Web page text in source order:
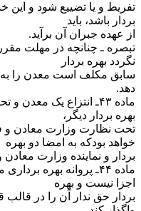
تفریط و یا تضییع شود و این
بردار باشد، باید
از عهده جبران آن برآید.
‌تبصره ـ چنانچه در مهلت
نگردد بهره بردار
سابق مکلف است معدن را به
دهد.
‌ماده ۴۳ـ انتزاع یک
بهره بردار دیگر،
تحت نظارت وزارت معادن
خواهد بود‌که به امضا دو بهره
بردار و نماینده وزارت
‌ماده ۴۴ـ پروانه بهره
اجزا نیست و بهره
بردار حق ندار آن را در قالب